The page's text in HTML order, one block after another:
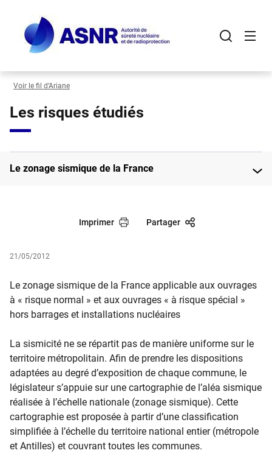
contenu
principal
Voir le fil d’Ariane
Les risques étudiés
Le zonage sismique de la France
Imprimer Partager
21/05/2012
Le zonage sismique de la France applicable aux ouvrages
à « risque normal » et aux ouvrages « à risque spécial »
hors barrages et installations nucléaires
La sismicité ne se répartit pas de manière uniforme sur le
territoire métropolitain. Afin de prendre les dispositions
adaptées au degré d’exposition de chaque commune, le
législateur s’appuie sur une cartographie de l’aléa sismique
réalisée à l’échelle nationale (zonage sismique). Cette
cartographie est proposée à partir d’une classification
simplifiée à l’échelle du territoire national entier (métropole
et Antilles) et couvrant toutes les communes.